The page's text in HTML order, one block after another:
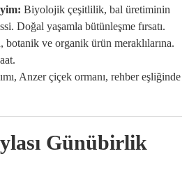
Biyolojik çeşitlilik, bal üretiminin
Doğal yaşamla bütünleşme fırsatı.
botanik ve organik ürün meraklılarına.
Anzer çiçek ormanı, rehber eşliğinde
Günübirlik